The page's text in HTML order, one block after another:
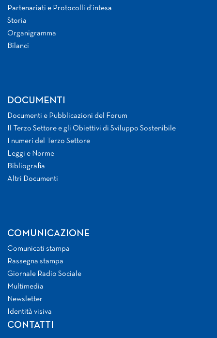
Partenariati e Protocolli d’intesa
Storia
Organigramma
Bilanci
DOCUMENTI
Documenti e Pubblicazioni del Forum
Il Terzo Settore e gli Obiettivi di Sviluppo Sostenibile
I numeri del Terzo Settore
Leggi e Norme
Bibliografia
Altri Documenti
COMUNICAZIONE
Comunicati stampa
Rassegna stampa
Giornale Radio Sociale
Multimedia
Newsletter
Identità visiva
CONTATTI